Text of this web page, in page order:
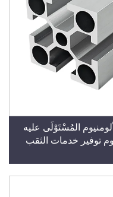
المُسْتَوْلَى عليه
توفير خدمات الثقب